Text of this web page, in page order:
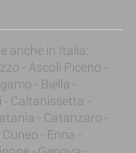
anche in Italia:
- Ascoli Piceno -
- Biella -
- Caltanissetta -
- Catanzaro -
- Enna -